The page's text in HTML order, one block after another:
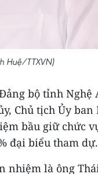
Huệ/TTXVN)
bộ tỉnh Nghệ
Chủ tịch Ủy
bầu giữ chức
đại biểu tham dự.
nhiệm là ông